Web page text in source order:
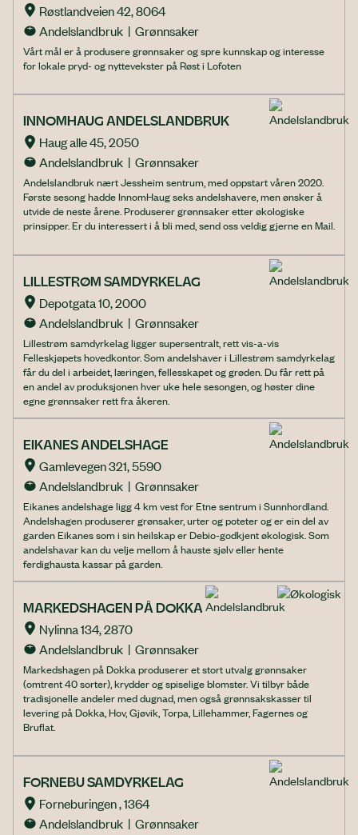
Røstlandveien 42, 8064
Andelslandbruk  |  Grønnsaker
Vårt mål er å produsere grønnsaker og spre kunnskap og interesse
for lokale pryd- og nyttevekster på Røst i Lofoten
INNOMHAUG ANDELSLANDBRUK
Haug alle 45, 2050
Andelslandbruk  |  Grønnsaker
Andelslandbruk nært Jessheim sentrum, med oppstart våren 2020.
Første sesong hadde InnomHaug seks andelshavere, men ønsker å
utvide de neste årene. Produserer grønnsaker etter økologiske
prinsipper. Er du interessert i å bli med, send oss veldig gjerne en Mail.
LILLESTRØM SAMDYRKELAG
Depotgata 10, 2000
Andelslandbruk  |  Grønnsaker
Lillestrøm samdyrkelag ligger supersentralt, rett vis-a-vis
Felleskjøpets hovedkontor. Som andelshaver i Lillestrøm samdyrkelag
får du del i arbeidet, læringen, fellesskapet og grøden. Du får rett på
en andel av produksjonen hver uke hele sesongen, og høster dine
egne grønnsaker rett fra åkeren.
EIKANES ANDELSHAGE
Gamlevegen 321, 5590
Andelslandbruk  |  Grønnsaker
Eikanes andelshage ligg 4 km vest for Etne sentrum i Sunnhordland.
Andelshagen produserer grønsaker, urter og poteter og er ein del av
garden Eikanes som i sin heilskap er Debio-godkjent økologisk. Som
andelshavar kan du velje mellom å hauste sjølv eller hente
ferdighausta kassar på garden.
MARKEDSHAGEN PÅ DOKKA
Nylinna 134, 2870
Andelslandbruk  |  Grønnsaker
Markedshagen på Dokka produserer et stort utvalg grønnsaker
(omtrent 40 sorter), krydder og spiselige blomster. Vi tilbyr både
tradisjonelle andeler med dugnad, men også grønnsakskasser til
levering på Dokka, Hov, Gjøvik, Torpa, Lillehammer, Fagernes og
Bruflat.
FORNEBU SAMDYRKELAG
Forneburingen , 1364
Andelslandbruk  |  Grønnsaker